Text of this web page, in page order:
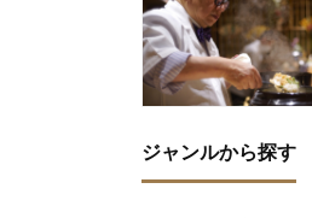
ジャンルから探す